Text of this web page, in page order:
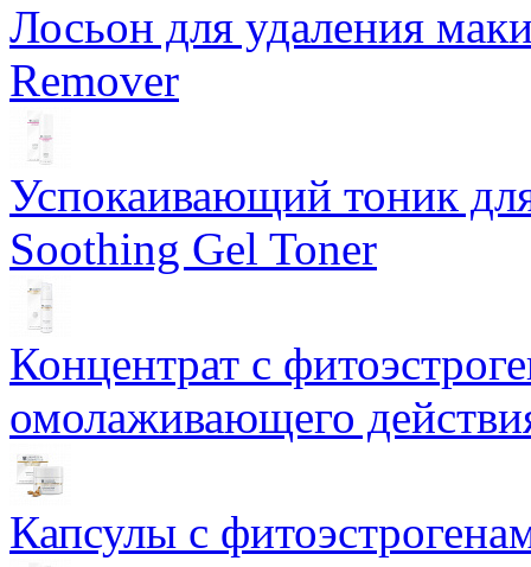
Лосьон для удаления
Remover
Успокаивающий тоник
Soothing Gel Toner
Концентрат с
омолаживающего
Капсулы с